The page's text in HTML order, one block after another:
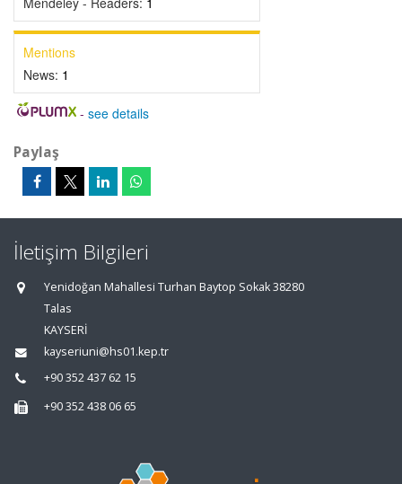
Mentions
News: 1
- see details
Paylaş
İletişim Bilgileri
Yenidoğan Mahallesi Turhan Baytop Sokak 38280
Talas
KAYSERİ
kayseriuni@hs01.kep.tr
+90 352 437 62 15
+90 352 438 06 65